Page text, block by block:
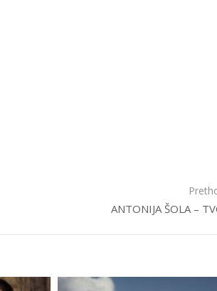
ANTONIJA ŠOLA –